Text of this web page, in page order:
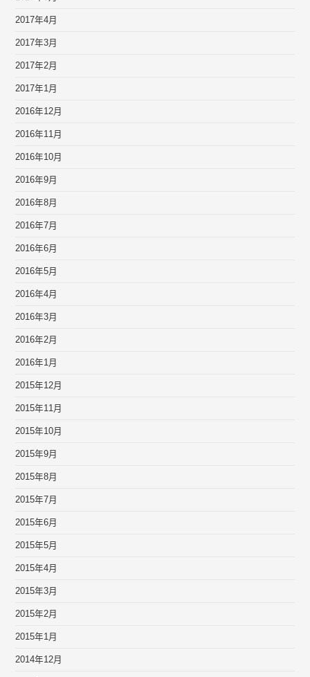
2017年4月
2017年3月
2017年2月
2017年1月
2016年12月
2016年11月
2016年10月
2016年9月
2016年8月
2016年7月
2016年6月
2016年5月
2016年4月
2016年3月
2016年2月
2016年1月
2015年12月
2015年11月
2015年10月
2015年9月
2015年8月
2015年7月
2015年6月
2015年5月
2015年4月
2015年3月
2015年2月
2015年1月
2014年12月